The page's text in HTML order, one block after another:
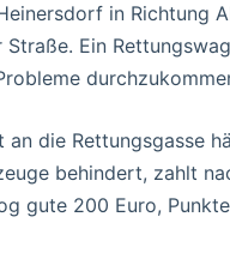
in Richtung
Straße. Ein
an die Rettungsgasse
behindert, zahlt
gute 200 Euro,